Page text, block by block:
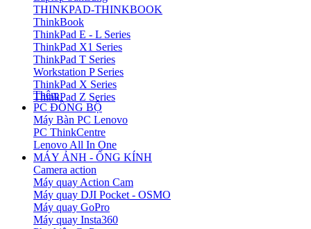
THINKPAD-THINKBOOK
ThinkBook
ThinkPad E - L Series
ThinkPad X1 Series
ThinkPad T Series
Workstation P Series
ThinkPad X Series
ThinkPad Z Series
Thêm
PC ĐỒNG BỘ
Máy Bàn PC Lenovo
PC ThinkCentre
Lenovo All In One
MÁY ẢNH - ỐNG KÍNH
Camera action
Máy quay Action Cam
Máy quay DJI Pocket - OSMO
Máy quay GoPro
Máy quay Insta360